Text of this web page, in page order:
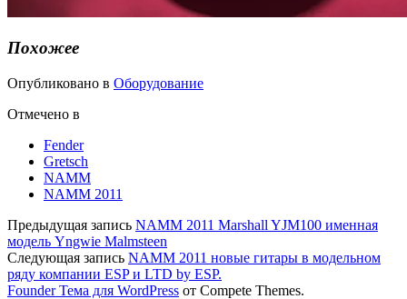
Похожее
Опубликовано в Оборудование
Отмечено в
Fender
Gretsch
NAMM
NAMM 2011
Предыдущая запись NAMM 2011 Marshall YJM100 именная
модель Yngwie Malmsteen
Следующая запись NAMM 2011 новые гитары в модельном
ряду компании ESP и LTD by ESP.
Founder Тема для WordPress от Compete Themes.